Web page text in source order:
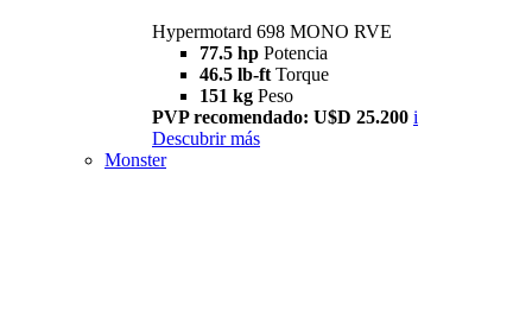
Hypermotard 698 MONO RVE
77.5 hp Potencia
46.5 lb-ft Torque
151 kg Peso
PVP recomendado: U$D 25.200 i
Descubrir más
Monster